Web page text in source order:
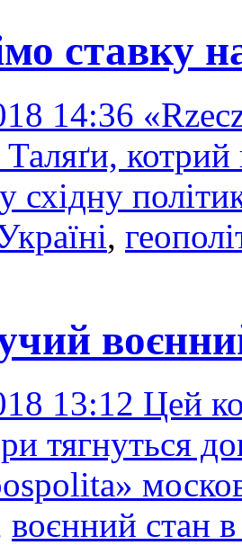
ставку
14:36
східну
,
13:12 Цей
тягнуться
воєнний стан в